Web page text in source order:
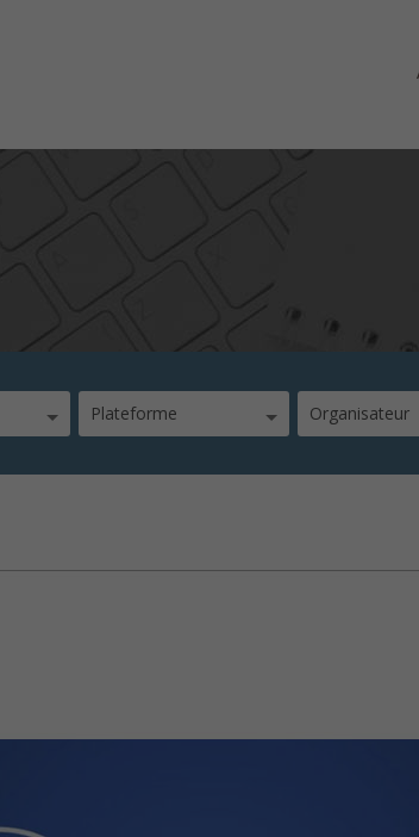
Plateforme Organisateur